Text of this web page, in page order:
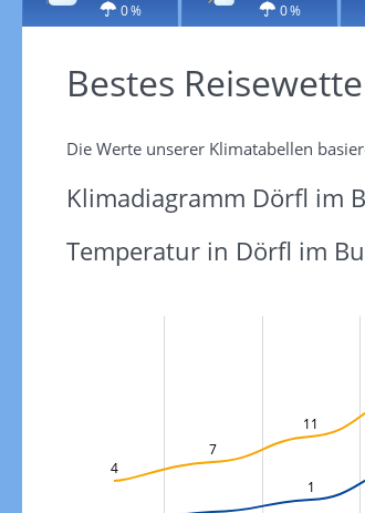
0 % 0 %
Bestes
Die Werte unserer Klimatabellen
Klimadiagramm Dörfl im
Temperatur in Dörfl im
4
7
11
1